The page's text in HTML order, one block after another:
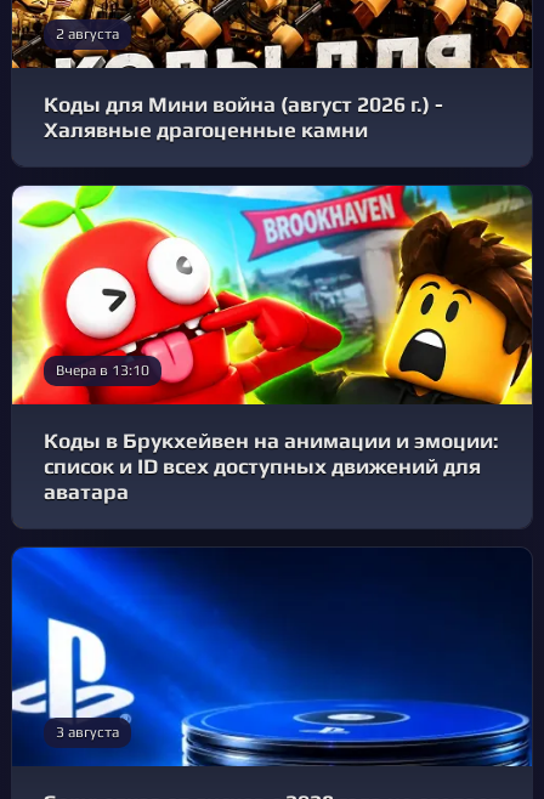
2 августа
Коды для Мини война (август 2026 г.) -
Халявные драгоценные камни
Вчера в 13:10
Коды в Брукхейвен на анимации и эмоции:
список и ID всех доступных движений для
аватара
3 августа